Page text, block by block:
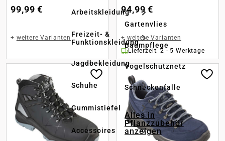
Arbeitskleidung
Freizeit- &
Funktionskleidung
Jagdbekleidung
Schuhe
Gummistiefel
Accessoires
Gartenvlies
Baumpflege
Vogelschutznetz
Schneckenfalle
Alles in
Pflanzzubehör
anzeigen
99,99 €
+ weitere Varianten
94,99 €
+ weitere Varianten
Lieferzeit: 2 - 5 Werktage